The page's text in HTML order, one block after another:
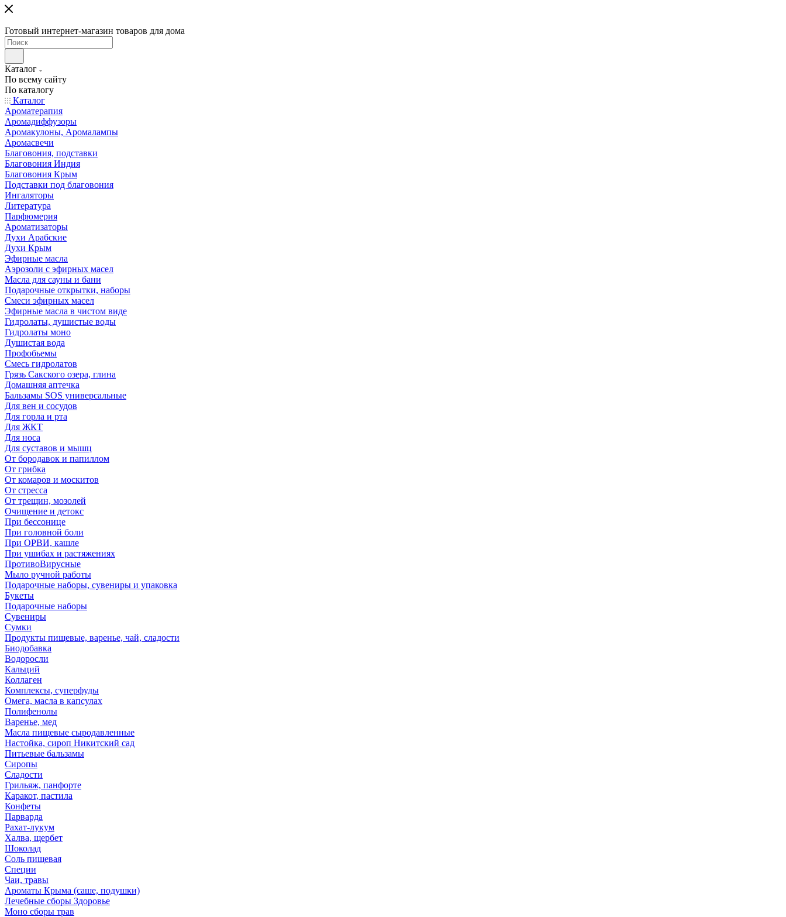
Готовый интернет-магазин товаров для дома
Каталог
По всему сайту
По каталогу
Каталог
Ароматерапия
Аромадиффузоры
Аромакулоны, Аромалампы
Аромасвечи
Благовония, подставки
Благовония Индия
Благовония Крым
Подставки под благовония
Ингаляторы
Литература
Парфюмерия
Ароматизаторы
Духи Арабские
Духи Крым
Эфирные масла
Аэрозоли с эфирных масел
Масла для сауны и бани
Подарочные открытки, наборы
Смеси эфирных масел
Эфирные масла в чистом виде
Гидролаты, душистые воды
Гидролаты моно
Душистая вода
Профобьемы
Смесь гидролатов
Грязь Сакского озера, глина
Домашняя аптечка
Бальзамы SOS универсальные
Для вен и сосудов
Для горла и рта
Для ЖКТ
Для носа
Для суставов и мышц
От бородавок и папиллом
От грибка
От комаров и москитов
От стресса
От трещин, мозолей
Очищение и детокс
При бессонице
При головной боли
При ОРВИ, кашле
При ушибах и растяжениях
ПротивоВирусные
Мыло ручной работы
Подарочные наборы, сувениры и упаковка
Букеты
Подарочные наборы
Сувениры
Сумки
Продукты пищевые, варенье, чай, сладости
Биодобавка
Водоросли
Кальций
Коллаген
Комплексы, суперфуды
Омега, масла в капсулах
Полифенолы
Варенье, мед
Масла пищевые сыродавленные
Настойка, сироп Никитский сад
Питьевые бальзамы
Сиропы
Сладости
Грильяж, панфорте
Каракот, пастила
Конфеты
Парварда
Рахат-лукум
Халва, щербет
Шоколад
Соль пищевая
Специи
Чаи, травы
Ароматы Крыма (саше, подушки)
Лечебные сборы Здоровье
Моно сборы трав